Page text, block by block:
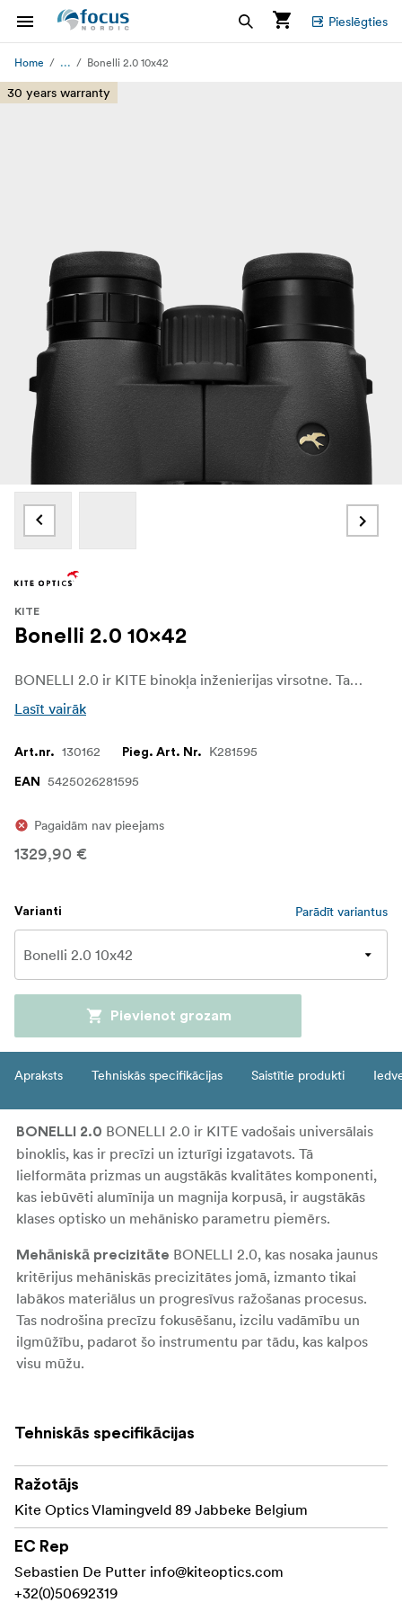
Pieslēgties
Home ... Bonelli 2.0 10x42
30 years warranty
KITE
Bonelli 2.0 10x42
BONELLI 2.0 ir KITE binokļa inženierijas virsotne. Tas ir izstrādāts kā visaugstākā līmeņa izstrādājums, aprīkots ar lielformāta prizmām un izturīgākajiem komponentiem, kas iebūvēti izturīgā alumīnija un magnija korpusā. Pateicoties izcilajai konstrukcijai un modernajai optikai, BONELLI 2.0 ir konstruēts tā, lai nodrošinātu izcilu skaidrību, precizitāti un uzticamību visprasīgākajiem lietotājiem.
Lasīt vairāk
Art.nr. 130162 Pieg. Art. Nr. K281595
EAN 5425026281595
Pagaidām nav pieejams
1329,90 €
Varianti Parādīt variantus
Pievienot grozam
Apraksts Tehniskās specifikācijas Saistītie produkti
BONELLI 2.0 BONELLI 2.0 ir KITE vadošais universālais
binoklis, kas ir precīzi un izturīgi izgatavots. Tā
lielformāta prizmas un augstākās kvalitātes komponenti,
kas iebūvēti alumīnija un magnija korpusā, ir augstākās
klases optisko un mehānisko parametru piemērs.
Mehāniskā precizitāte BONELLI 2.0, kas nosaka jaunus
kritērijus mehāniskās precizitātes jomā, izmanto tikai
labākos materiālus un progresīvus ražošanas procesus.
Tas nodrošina precīzu fokusēšanu, izcilu vadāmību un
ilgmūžību, padarot šo instrumentu par tādu, kas kalpos
visu mūžu.
profesionāļiem, kas meklē nepārspējamu izcilību. Tā
ergonomiskais dizains, tostarp dabiskas sajūtas īkšķa
ielaidumi, nodrošina izcilu komfortu un drošu satvērienu
ilgstošas lietošanas laikā.
Izcilākā optika
kvalitātes lēcām, kas uzlabotas ar KITE jaunākajām
pārklājumu tehnoloģijām, un nodrošina izcilu skaidrību un
Tehniskās specifikācijas
Ražotājs
Kite Optics Vlamingveld 89 Jabbeke Belgium
EC Rep
Sebastien De Putter info@kiteoptics.com
+32(0)50692319